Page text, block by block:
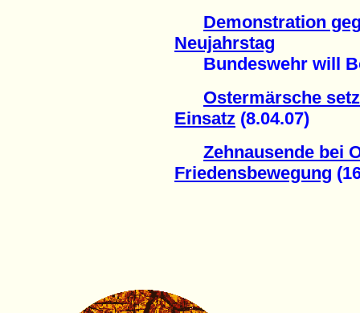
Demonstration
Neujahrstag
Bundeswehr will
Ostermärsche
Einsatz (8.04.07)
Zehnausende bei
Friedensbewegung